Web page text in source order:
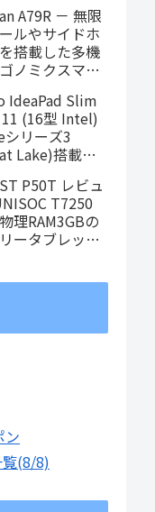
ブも快適にこ
A79R － 無限
ルやサイドホ
搭載した多機
ノミクスマウ
IdeaPad Slim
(16型 Intel)
シリーズ3
Lake)搭載の
P50T レビュ
T7250
理RAM3GBの
ータブレッ
ン
(8/8)